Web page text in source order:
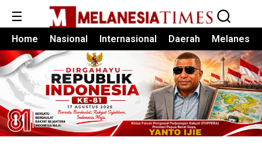
☰
Home Nasional Internasional Daerah Melanesia